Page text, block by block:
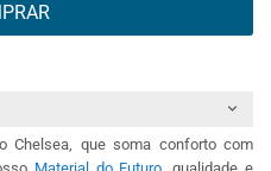
Chelsea, que soma conforto com